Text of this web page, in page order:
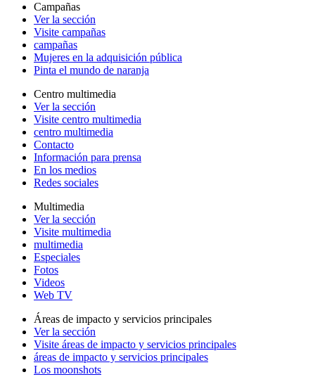
Campañas
Ver la sección
Visite campañas
campañas
Mujeres en la adquisición pública
Pinta el mundo de naranja
Centro multimedia
Ver la sección
Visite centro multimedia
centro multimedia
Contacto
Información para prensa
En los medios
Redes sociales
Multimedia
Ver la sección
Visite multimedia
multimedia
Especiales
Fotos
Videos
Web TV
Áreas de impacto y servicios principales
Ver la sección
Visite áreas de impacto y servicios principales
áreas de impacto y servicios principales
Los moonshots